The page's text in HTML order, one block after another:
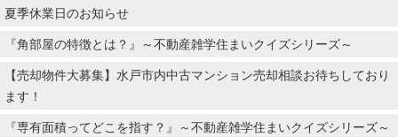
夏季休業日のお知らせ
『角部屋の特徴とは？』～不動産雑学住まいクイズシリーズ～
【売却物件大募集】水戸市内中古マンション売却相談お待ちしており
ます！
『専有面積ってどこを指す？』～不動産雑学住まいクイズシリーズ～